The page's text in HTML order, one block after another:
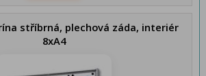
stříbrná, plechová záda, interiér
8xA4